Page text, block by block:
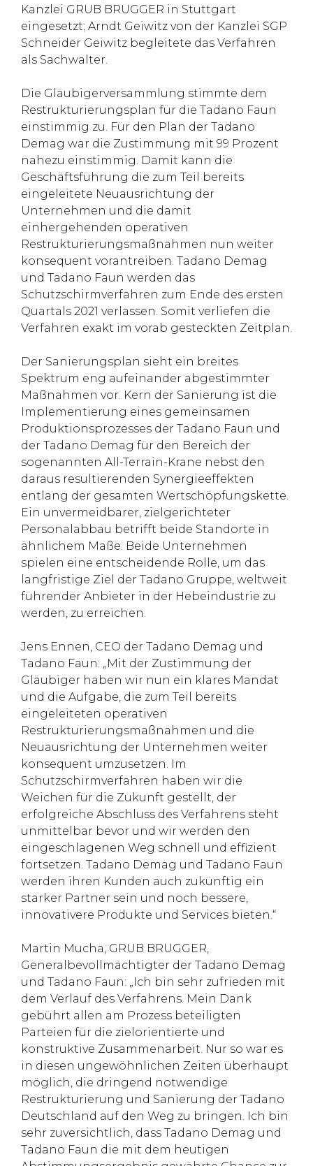
Kanzlei GRUB BRUGGER in Stuttgart
eingesetzt; Arndt Geiwitz von der Kanzlei SGP
Schneider Geiwitz begleitete das Verfahren
als Sachwalter.
Die Gläubigerversammlung stimmte dem
Restrukturierungsplan für die Tadano Faun
einstimmig zu. Für den Plan der Tadano
Demag war die Zustimmung mit 99 Prozent
nahezu einstimmig. Damit kann die
Geschäftsführung die zum Teil bereits
eingeleitete Neuausrichtung der
Unternehmen und die damit
einhergehenden operativen
Restrukturierungsmaßnahmen nun weiter
konsequent vorantreiben. Tadano Demag
und Tadano Faun werden das
Schutzschirmverfahren zum Ende des ersten
Quartals 2021 verlassen. Somit verliefen die
Verfahren exakt im vorab gesteckten Zeitplan.
Der Sanierungsplan sieht ein breites
Spektrum eng aufeinander abgestimmter
Maßnahmen vor. Kern der Sanierung ist die
Implementierung eines gemeinsamen
Produktionsprozesses der Tadano Faun und
der Tadano Demag für den Bereich der
sogenannten All-Terrain-Krane nebst den
daraus resultierenden Synergieeffekten
entlang der gesamten Wertschöpfungskette.
Ein unvermeidbarer, zielgerichteter
Personalabbau betrifft beide Standorte in
ähnlichem Maße. Beide Unternehmen
spielen eine entscheidende Rolle, um das
langfristige Ziel der Tadano Gruppe, weltweit
führender Anbieter in der Hebeindustrie zu
werden, zu erreichen.
Jens Ennen, CEO der Tadano Demag und
Tadano Faun: „Mit der Zustimmung der
Gläubiger haben wir nun ein klares Mandat
und die Aufgabe, die zum Teil bereits
eingeleiteten operativen
Restrukturierungsmaßnahmen und die
Neuausrichtung der Unternehmen weiter
konsequent umzusetzen. Im
Schutzschirmverfahren haben wir die
Weichen für die Zukunft gestellt, der
erfolgreiche Abschluss des Verfahrens steht
unmittelbar bevor und wir werden den
eingeschlagenen Weg schnell und effizient
fortsetzen. Tadano Demag und Tadano Faun
werden ihren Kunden auch zukünftig ein
starker Partner sein und noch bessere,
innovativere Produkte und Services bieten.“
Martin Mucha, GRUB BRUGGER,
Generalbevollmächtigter der Tadano Demag
und Tadano Faun: „Ich bin sehr zufrieden mit
dem Verlauf des Verfahrens. Mein Dank
gebührt allen am Prozess beteiligten
Parteien für die zielorientierte und
konstruktive Zusammenarbeit. Nur so war es
in diesen ungewöhnlichen Zeiten überhaupt
möglich, die dringend notwendige
Restrukturierung und Sanierung der Tadano
Deutschland auf den Weg zu bringen. Ich bin
sehr zuversichtlich, dass Tadano Demag und
Tadano Faun die mit dem heutigen